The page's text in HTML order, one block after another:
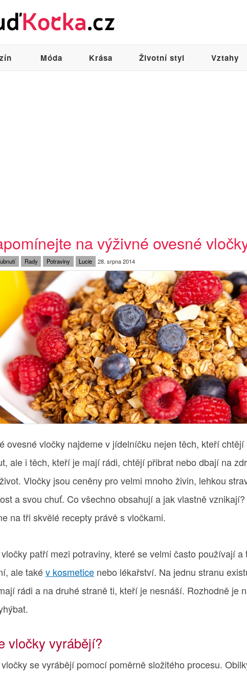
Móda Krása Životní styl Vztahy
na výživné ovesné
Rady Potraviny Lucie 28. srpna 2014
ovesné vločky najdeme v jídelníčku nejen těch, kteří chtějí
ale i těch, kteří je mají rádi, chtějí přibrat nebo dbají na
Vločky jsou ceněny pro velmi mnoho živin, lehkou
a svou chuť. Co všechno obsahují a jak vlastně vznikají?
na tři skvělé recepty právě s vločkami.
patří mezi potraviny, které se velmi často používají a
ale takév kosmetice nebo lékařství. Na jednu stranu
rádi a na druhé straně ti, kteří je nesnáší. Rozhodně je
vločky vyrábějí?
se vyrábějí pomocí poměrně složitého procesu.